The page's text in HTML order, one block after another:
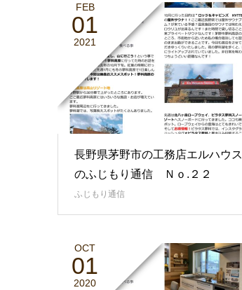
FEB
01
2021
長野県茅野市の工務店エルハウス
のふじもり通信 Ｎｏ.２２
ふじもり通信
OCT
01
2020